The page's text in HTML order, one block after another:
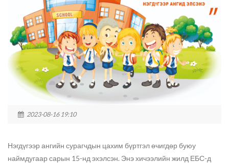
2023-08-16 19:10
Нэгдүгээр ангийн сурагчдын цахим бүртгэл өчигдөр буюу
наймдугаар сарын 15-нд эхэлсэн. Энэ хичээлийн жилд ЕБС-д